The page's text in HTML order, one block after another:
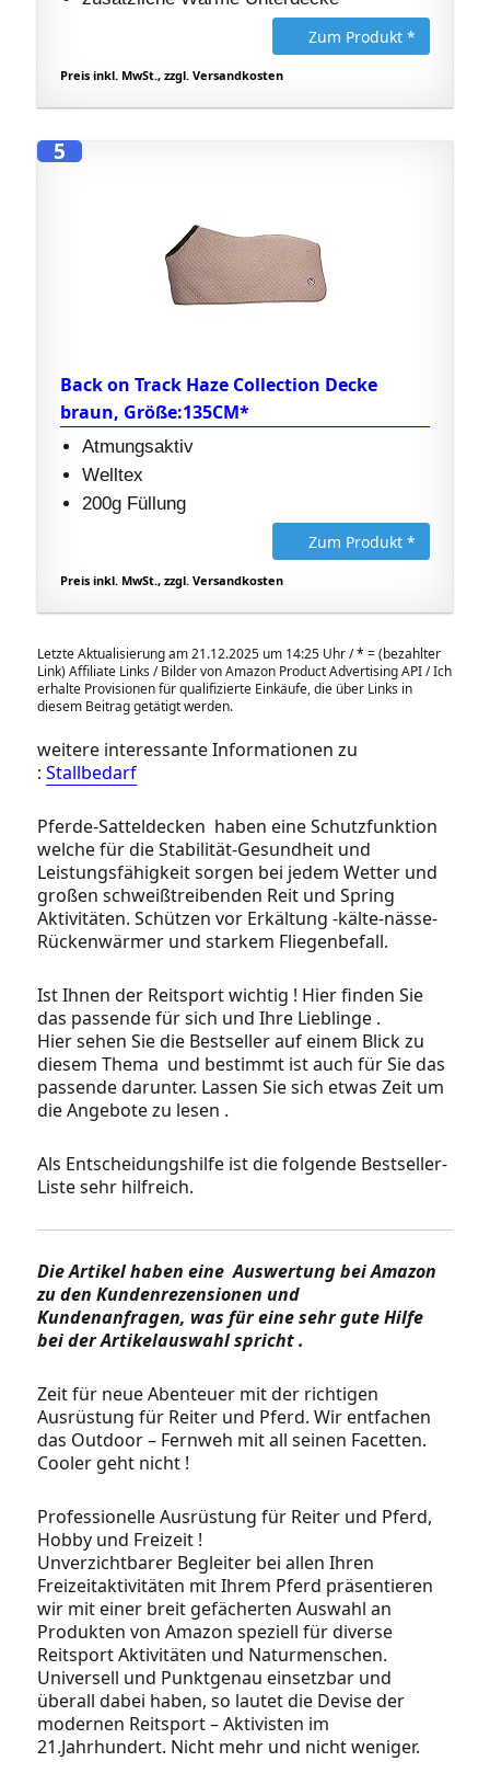
Zum Produkt *
Preis inkl. MwSt., zzgl. Versandkosten
5
Back on Track Haze Collection Decke
braun, Größe:135CM*
Atmungsaktiv
Welltex
200g Füllung
Zum Produkt *
Preis inkl. MwSt., zzgl. Versandkosten
Letzte Aktualisierung am 21.12.2025 um 14:25 Uhr /* = (bezahlter
Link) Affiliate Links / Bilder von Amazon Product Advertising API / Ich
erhalte Provisionen für qualifizierte Einkäufe, die über Links in
diesem Beitrag getätigt werden.
weitere interessante Informationen zu
:Stallbedarf
Pferde-Satteldecken haben eine Schutzfunktion
welche für die Stabilität-Gesundheit und
Leistungsfähigkeit sorgen bei jedem Wetter und
großen schweißtreibenden Reit und Spring
Aktivitäten. Schützen vor Erkältung -kälte-nässe-
Rückenwärmer und starkem Fliegenbefall.
Ist Ihnen der Reitsport wichtig ! Hier finden Sie
das passende für sich und Ihre Lieblinge .
Hier sehen Sie die Bestseller auf einem Blick zu
diesem Thema und bestimmt ist auch für Sie das
passende darunter. Lassen Sie sich etwas Zeit um
die Angebote zu lesen .
Als Entscheidungshilfe ist die folgende Bestseller-
Liste sehr hilfreich.
Die Artikel haben eine Auswertung bei Amazon
zu den Kundenrezensionen und
Kundenanfragen, was für eine sehr gute Hilfe
bei der Artikelauswahl spricht .
Zeit für neue Abenteuer mit der richtigen
Ausrüstung für Reiter und Pferd. Wir entfachen
das Outdoor – Fernweh mit all seinen Facetten.
Cooler geht nicht !
Professionelle Ausrüstung für Reiter und Pferd,
Hobby und Freizeit !
Unverzichtbarer Begleiter bei allen Ihren
Freizeitaktivitäten mit Ihrem Pferd präsentieren
wir mit einer breit gefächerten Auswahl an
Produkten von Amazon speziell für diverse
Reitsport Aktivitäten und Naturmenschen.
Universell und Punktgenau einsetzbar und
überall dabei haben, so lautet die Devise der
modernen Reitsport – Aktivisten im
21.Jahrhundert. Nicht mehr und nicht weniger.